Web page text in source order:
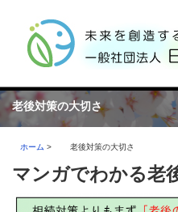
老後対策の大切さ
ホーム > 老後対策の大切さ
マンガでわかる老